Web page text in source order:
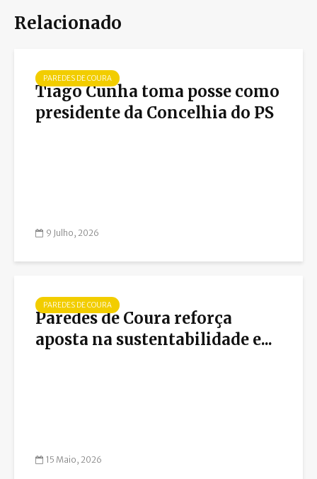
Relacionado
PAREDES DE COURA
Tiago Cunha toma posse como
presidente da Concelhia do PS
9 Julho, 2026
PAREDES DE COURA
Paredes de Coura reforça
aposta na sustentabilidade e...
15 Maio, 2026